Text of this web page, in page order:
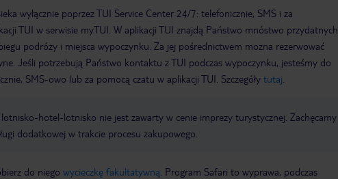
wyłącznie poprzez TUI Service Center 24/7: telefonicznie, SMS i za
TUI w serwisie myTUI. W aplikacji TUI znajdą Państwo mnóstwo przydatnych
podróży i miejsca wypoczynku. Za jej pośrednictwem można rezerwować
Jeśli potrzebują Państwo kontaktu z TUI podczas wypoczynku, jesteśmy do
SMS-owo lub za pomocą czatu w aplikacji TUI. Szczegóły tutaj
hotel-lotnisko nie jest zawarty w cenie imprezy turystycznej. Zachęcamy
dodatkowej w trakcie procesu zakupowego.
do niego wycieczkę fakultatywną . Program Safari to wyprawa, podczas